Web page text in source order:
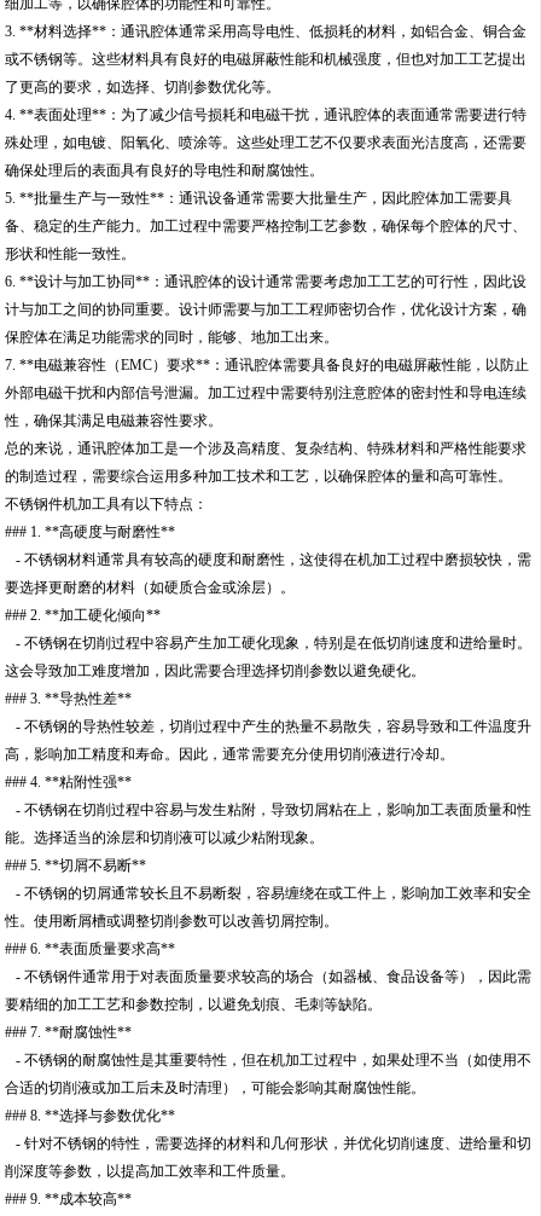
细加工等，以确保腔体的功能性和可靠性。
3. **材料选择**：通讯腔体通常采用高导电性、低损耗的材料，如铝合金、铜合金
或不锈钢等。这些材料具有良好的电磁屏蔽性能和机械强度，但也对加工工艺提出
了更高的要求，如选择、切削参数优化等。
4. **表面处理**：为了减少信号损耗和电磁干扰，通讯腔体的表面通常需要进行特
殊处理，如电镀、阳氧化、喷涂等。这些处理工艺不仅要求表面光洁度高，还需要
确保处理后的表面具有良好的导电性和耐腐蚀性。
5. **批量生产与一致性**：通讯设备通常需要大批量生产，因此腔体加工需要具
备、稳定的生产能力。加工过程中需要严格控制工艺参数，确保每个腔体的尺寸、
形状和性能一致性。
6. **设计与加工协同**：通讯腔体的设计通常需要考虑加工工艺的可行性，因此设
计与加工之间的协同重要。设计师需要与加工工程师密切合作，优化设计方案，确
保腔体在满足功能需求的同时，能够、地加工出来。
7. **电磁兼容性（EMC）要求**：通讯腔体需要具备良好的电磁屏蔽性能，以防止
外部电磁干扰和内部信号泄漏。加工过程中需要特别注意腔体的密封性和导电连续
性，确保其满足电磁兼容性要求。
总的来说，通讯腔体加工是一个涉及高精度、复杂结构、特殊材料和严格性能要求
的制造过程，需要综合运用多种加工技术和工艺，以确保腔体的量和高可靠性。
不锈钢件机加工具有以下特点：
### 1. **高硬度与耐磨性**
- 不锈钢材料通常具有较高的硬度和耐磨性，这使得在机加工过程中磨损较快，需
要选择更耐磨的材料（如硬质合金或涂层）。
### 2. **加工硬化倾向**
- 不锈钢在切削过程中容易产生加工硬化现象，特别是在低切削速度和进给量时。
这会导致加工难度增加，因此需要合理选择切削参数以避免硬化。
### 3. **导热性差**
- 不锈钢的导热性较差，切削过程中产生的热量不易散失，容易导致和工件温度升
高，影响加工精度和寿命。因此，通常需要充分使用切削液进行冷却。
### 4. **粘附性强**
- 不锈钢在切削过程中容易与发生粘附，导致切屑粘在上，影响加工表面质量和性
能。选择适当的涂层和切削液可以减少粘附现象。
### 5. **切屑不易断**
- 不锈钢的切屑通常较长且不易断裂，容易缠绕在或工件上，影响加工效率和安全
性。使用断屑槽或调整切削参数可以改善切屑控制。
### 6. **表面质量要求高**
- 不锈钢件通常用于对表面质量要求较高的场合（如器械、食品设备等），因此需
要精细的加工工艺和参数控制，以避免划痕、毛刺等缺陷。
### 7. **耐腐蚀性**
- 不锈钢的耐腐蚀性是其重要特性，但在机加工过程中，如果处理不当（如使用不
合适的切削液或加工后未及时清理），可能会影响其耐腐蚀性能。
### 8. **选择与参数优化**
- 针对不锈钢的特性，需要选择的材料和几何形状，并优化切削速度、进给量和切
削深度等参数，以提高加工效率和工件质量。
### 9. **成本较高**